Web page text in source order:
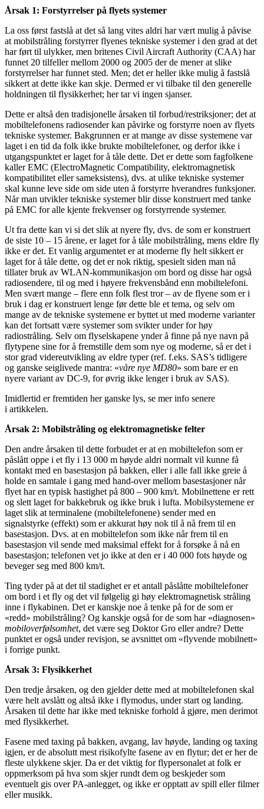
Årsak 1: Forstyrrelser på flyets systemer
La oss først fastslå at det så lang vites aldri har vært mulig å påvise
at mobilstråling forstyrrer flyenes tekniske systemer i den grad at det
har ført til ulykker, men britenes Civil Aircraft Authority (CAA) har
funnet 20 tilfeller mellom 2000 og 2005 der de mener at slike
forstyrrelser har funnet sted. Men; det er heller ikke mulig å fastslå
sikkert at dette ikke kan skje. Dermed er vi tilbake til den generelle
holdningen til flysikkerhet; her tar vi ingen sjanser.
Dette er altså den tradisjonelle årsaken til forbud/restriksjoner; det at
mobiltelefonens radiosender kan påvirke og forstyrre noen av flyets
tekniske systemer. Bakgrunnen er at mange av disse systemene var
laget i en tid da folk ikke brukte mobiltelefoner, og derfor ikke i
utgangspunktet er laget for å tåle dette. Det er dette som fagfolkene
kaller EMC (ElectroMagnetic Compatibility, elektromagnetisk
kompatibilitet eller sameksistens), dvs. at ulike tekniske systemer
skal kunne leve side om side uten å forstyrre hverandres funksjoner.
Når man utvikler tekniske systemer blir disse konstruert med tanke
på EMC for alle kjente frekvenser og forstyrrende systemer.
Ut fra dette kan vi si det slik at nyere fly, dvs. de som er konstruert
de siste 10 – 15 årene, er laget for å tåle mobilstråling, mens eldre fly
ikke er det. Et vanlig argumentet er at moderne fly helt sikkert er
laget for å tåle dette, og det er nok riktig, spesielt siden man nå
tillater bruk av WLAN-kommunikasjon om bord og disse har også
radiosendere, til og med i høyere frekvensbånd enn mobiltelefoni.
Men svært mange – flere enn folk flest tror – av de flyene som er i
bruk i dag er konstruert lenge før dette ble et tema, og selv om
mange av de tekniske systemene er byttet ut med moderne varianter
kan det fortsatt være systemer som svikter under for høy
radiostråling. Selv om flyselskapene ynder å finne på nye navn på
flytypene sine for å fremstille dem som nye og moderne, så er det i
stor grad videreutvikling av eldre typer (ref. f.eks. SAS’s tidligere
og ganske seiglivede mantra: «våre nye MD80» som bare er en
nyere variant av DC-9, for øvrig ikke lenger i bruk av SAS).
Imidlertid er fremtiden her ganske lys, se mer info senere
i artikkelen.
Årsak 2: Mobilstråling og elektromagnetiske felter
Den andre årsaken til dette forbudet er at en mobiltelefon som er
påslått oppe i et fly i 13 000 m høyde aldri normalt vil kunne få
kontakt med en basestasjon på bakken, eller i alle fall ikke greie å
holde en samtale i gang med hand-over mellom basestasjoner når
flyet har en typisk hastighet på 800 – 900 km/t. Mobilnettene er rett
og slett laget for bakkebruk og ikke bruk i lufta. Mobilsystemene er
laget slik at terminalene (mobiltelefonene) sender med en
signalstyrke (effekt) som er akkurat høy nok til å nå frem til en
basestasjon. Dvs. at en mobiltelefon som ikke når frem til en
basestasjon vil sende med maksimal effekt for å forsøke å nå en
basestasjon; telefonen vet jo ikke at den er i 40 000 fots høyde og
beveger seg med 800 km/t.
Ting tyder på at det til stadighet er et antall påslåtte mobiltelefoner
om bord i et fly og det vil følgelig gi høy elektromagnetisk stråling
inne i flykabinen. Det er kanskje noe å tenke på for de som er
«redd» mobilstråling? Og kanskje også for de som har «diagnosen»
mobiloverfølsomhet, det være seg Doktor Gro eller andre? Dette
punktet er også under revisjon, se avsnittet om «flyvende mobilnett»
i forrige punkt.
Årsak 3: Flysikkerhet
Den tredje årsaken, og den gjelder dette med at mobiltelefonen skal
være helt avslått og altså ikke i flymodus, under start og landing.
Årsaken til dette har ikke med tekniske forhold å gjøre, men derimot
med flysikkerhet.
Fasene med taxing på bakken, avgang, lav høyde, landing og taxing
igjen, er de absolutt mest risikofylte fasene av en flytur; det er her de
fleste ulykkene skjer. Da er det viktig for flypersonalet at folk er
oppmerksom på hva som skjer rundt dem og beskjeder som
eventuelt gis over PA-anlegget, og ikke er opptatt av spill eller filmer
eller musikk.